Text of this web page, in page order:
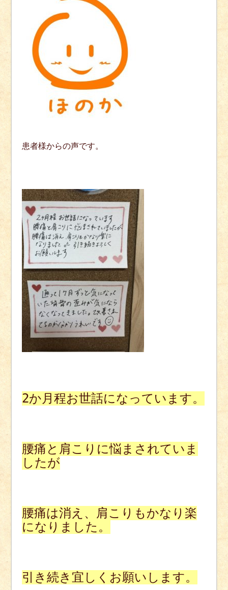
患者様からの声です。
2か月程お世話になっています。
腰痛と肩こりに悩まされていま
したが
腰痛は消え、肩こりもかなり楽
になりました。
引き続き宜しくお願いします。